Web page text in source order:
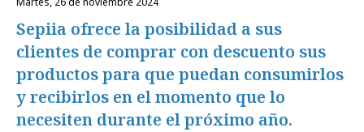
Sepiia ofrece la posibilidad a sus
clientes de comprar con descuento sus
productos para que puedan consumirlos
y recibirlos en el momento que lo
necesiten durante el próximo año.